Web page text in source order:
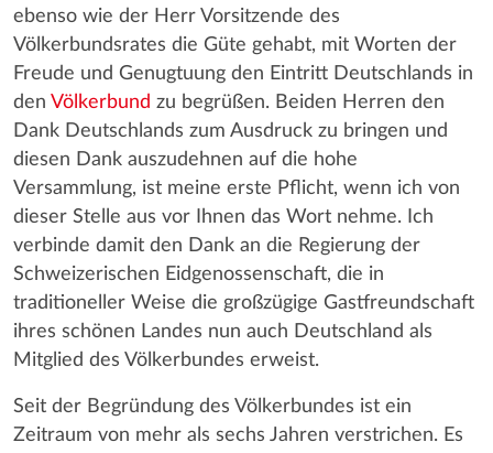
ebenso wie der Herr Vorsitzende des
Völkerbundsrates die Güte gehabt, mit Worten der
Freude und Genugtuung den Eintritt Deutschlands in
den Völkerbund zu begrüßen. Beiden Herren den
Dank Deutschlands zum Ausdruck zu bringen und
diesen Dank auszudehnen auf die hohe
Versammlung, ist meine erste Pflicht, wenn ich von
dieser Stelle aus vor Ihnen das Wort nehme. Ich
verbinde damit den Dank an die Regierung der
Schweizerischen Eidgenossenschaft, die in
traditioneller Weise die großzügige Gastfreundschaft
ihres schönen Landes nun auch Deutschland als
Mitglied des Völkerbundes erweist.
Seit der Begründung des Völkerbundes ist ein
Zeitraum von mehr als sechs Jahren verstrichen. Es